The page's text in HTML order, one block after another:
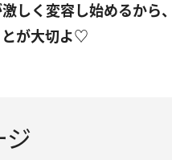
しく変容し始めるから
が大切よ♡